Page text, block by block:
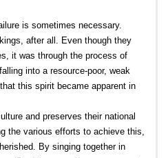
is sometimes necessary.
after all. Even though they
it was through the process of
into a resource-poor, weak
this spirit became apparent in
and preserves their national
the various efforts to achieve this,
By singing together in